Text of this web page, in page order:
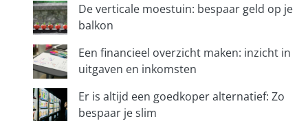
De verticale moestuin: bespaar geld op je
balkon
Een financieel overzicht maken: inzicht in
uitgaven en inkomsten
Er is altijd een goedkoper alternatief: Zo
bespaar je slim